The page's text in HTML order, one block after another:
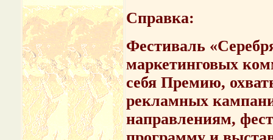
Справка:
Фестиваль
маркетинговых
себя Премию,
рекламных
направлениям,